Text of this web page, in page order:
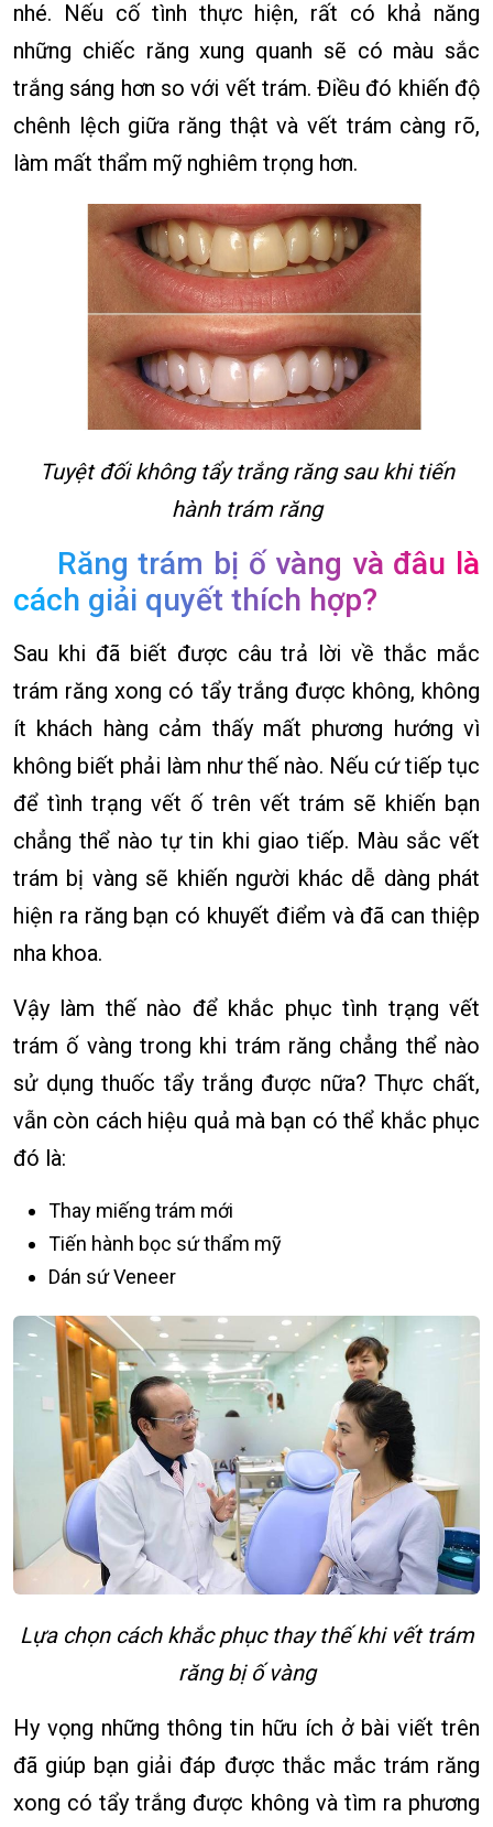
nhé. Nếu cố tình thực hiện, rất có khả năng
những chiếc răng xung quanh sẽ có màu sắc
trắng sáng hơn so với vết trám. Điều đó khiến độ
chênh lệch giữa răng thật và vết trám càng rõ,
làm mất thẩm mỹ nghiêm trọng hơn.
Tuyệt đối không tẩy trắng răng sau khi tiến
hành trám răng
Răng trám bị ố vàng và đâu là
cách giải quyết thích hợp?
Sau khi đã biết được câu trả lời về thắc mắc
trám răng xong có tẩy trắng được không, không
ít khách hàng cảm thấy mất phương hướng vì
không biết phải làm như thế nào. Nếu cứ tiếp tục
để tình trạng vết ố trên vết trám sẽ khiến bạn
chẳng thể nào tự tin khi giao tiếp. Màu sắc vết
trám bị vàng sẽ khiến người khác dễ dàng phát
hiện ra răng bạn có khuyết điểm và đã can thiệp
nha khoa.
Vậy làm thế nào để khắc phục tình trạng vết
trám ố vàng trong khi trám răng chẳng thể nào
sử dụng thuốc tẩy trắng được nữa? Thực chất,
vẫn còn cách hiệu quả mà bạn có thể khắc phục
đó là:
Thay miếng trám mới
Tiến hành bọc sứ thẩm mỹ
Dán sứ Veneer
Lựa chọn cách khắc phục thay thế khi vết trám
răng bị ố vàng
Hy vọng những thông tin hữu ích ở bài viết trên
đã giúp bạn giải đáp được thắc mắc trám răng
xong có tẩy trắng được không và tìm ra phương